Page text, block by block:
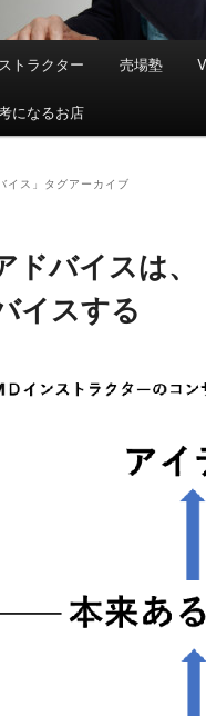
トラクター 売場塾
になるお店
イス 」タグアーカイブ
ドバイスは
イスする